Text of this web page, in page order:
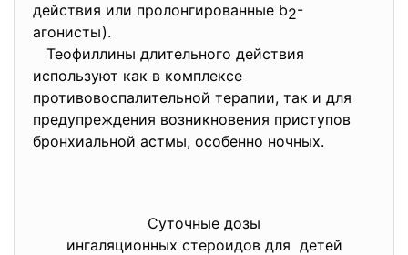
действия или пролонгированные b2-
агонисты).
Теофиллины длительного действия
используют как в комплексе
противовоспалительной терапии, так и для
предупреждения возникновения приступов
бронхиальной астмы, особенно ночных.
Суточные дозы
ингаляционных стероидов для детей